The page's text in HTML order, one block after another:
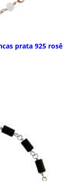
prata 925 rosê